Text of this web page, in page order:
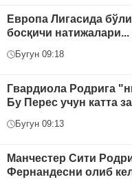
Европа Лигасида
босқичи натижалари...
Бугун 09:18
Гвардиола Родрига
Бу Перес учун катта
Бугун 09:13
Манчестер Сити
Фернандесни олиб